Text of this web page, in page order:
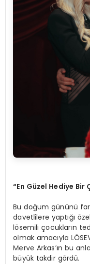
“En Güzel Hediye
Bu doğum gününü
davetlilere yaptığı
lösemili çocukların
olmak amacıyla
Merve Arkas’ın bu
büyük takdir gördü.